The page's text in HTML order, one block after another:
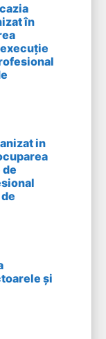
în
in
și